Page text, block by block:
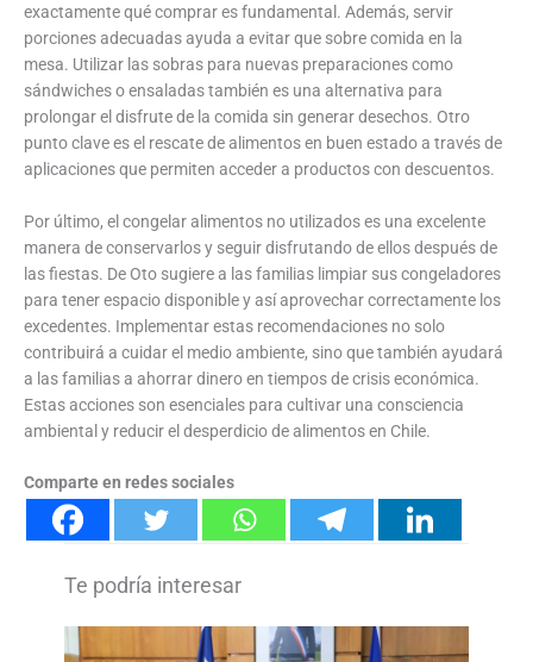
exactamente qué comprar es fundamental. Además, servir
porciones adecuadas ayuda a evitar que sobre comida en la
mesa. Utilizar las sobras para nuevas preparaciones como
sándwiches o ensaladas también es una alternativa para
prolongar el disfrute de la comida sin generar desechos. Otro
punto clave es el rescate de alimentos en buen estado a través de
aplicaciones que permiten acceder a productos con descuentos.
Por último, el congelar alimentos no utilizados es una excelente
manera de conservarlos y seguir disfrutando de ellos después de
las fiestas. De Oto sugiere a las familias limpiar sus congeladores
para tener espacio disponible y así aprovechar correctamente los
excedentes. Implementar estas recomendaciones no solo
contribuirá a cuidar el medio ambiente, sino que también ayudará
a las familias a ahorrar dinero en tiempos de crisis económica.
Estas acciones son esenciales para cultivar una consciencia
ambiental y reducir el desperdicio de alimentos en Chile.
Comparte en redes sociales